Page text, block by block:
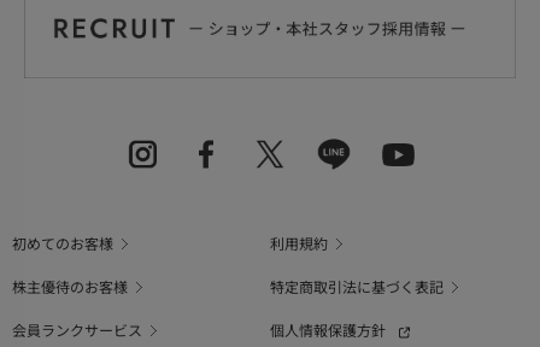
初めてのお客様
利用規約
株主優待のお客様
特定商取引法に基づく表記
会員ランクサービス
個人情報保護方針